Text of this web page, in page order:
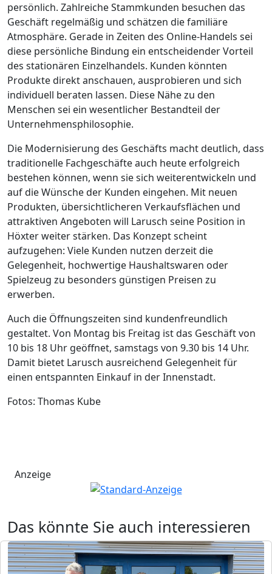
persönlich. Zahlreiche Stammkunden besuchen das
Geschäft regelmäßig und schätzen die familiäre
Atmosphäre. Gerade in Zeiten des Online-Handels sei
diese persönliche Bindung ein entscheidender Vorteil
des stationären Einzelhandels. Kunden könnten
Produkte direkt anschauen, ausprobieren und sich
individuell beraten lassen. Diese Nähe zu den
Menschen sei ein wesentlicher Bestandteil der
Unternehmensphilosophie.
Die Modernisierung des Geschäfts macht deutlich, dass
traditionelle Fachgeschäfte auch heute erfolgreich
bestehen können, wenn sie sich weiterentwickeln und
auf die Wünsche der Kunden eingehen. Mit neuen
Produkten, übersichtlicheren Verkaufsflächen und
attraktiven Angeboten will Larusch seine Position in
Höxter weiter stärken. Das Konzept scheint
aufzugehen: Viele Kunden nutzen derzeit die
Gelegenheit, hochwertige Haushaltswaren oder
Spielzeug zu besonders günstigen Preisen zu
erwerben.
Auch die Öffnungszeiten sind kundenfreundlich
gestaltet. Von Montag bis Freitag ist das Geschäft von
10 bis 18 Uhr geöffnet, samstags von 9.30 bis 14 Uhr.
Damit bietet Larusch ausreichend Gelegenheit für
einen entspannten Einkauf in der Innenstadt.
Fotos: Thomas Kube
Anzeige
Das könnte Sie auch interessieren